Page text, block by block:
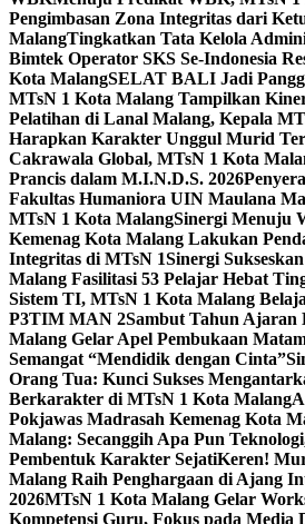
Pengimbasan Zona Integritas dari
MalangTingkatkan Tata Kelola
Bimtek Operator SKS Se-Indonesia
Kota MalangSELAT BALI Jadi
MTsN 1 Kota Malang Tampilkan
Pelatihan di Lanal Malang, Kepala
Harapkan Karakter Unggul Murid
Cakrawala Global, MTsN 1 Kota
Prancis dalam M.I.N.D.S. 2026
Fakultas Humaniora UIN Maulana
MTsN 1 Kota MalangSinergi Menuju
Kemenag Kota Malang Lakukan
Integritas di MTsN 1Sinergi
Malang Fasilitasi 53 Pelajar Hebat
Sistem TI, MTsN 1 Kota Malang
P3TIM MAN 2Sambut Tahun Ajaran
Malang Gelar Apel Pembukaan
Semangat “Mendidik dengan Cinta”
Orang Tua: Kunci Sukses
Berkarakter di MTsN 1 Kota Malang
Pokjawas Madrasah Kemenag Kota
Malang: Secanggih Apa Pun
Pembentuk Karakter SejatiKeren!
Malang Raih Penghargaan di Ajang
2026MTsN 1 Kota Malang Gelar
Kompetensi Guru, Fokus pada